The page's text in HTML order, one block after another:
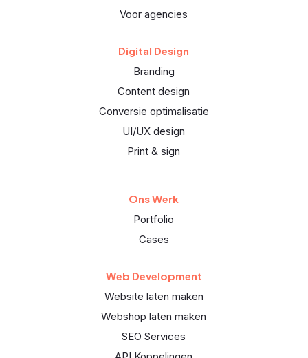
Voor agencies
Digital Design
Branding
Content design
Conversie optimalisatie
UI/UX design
Print & sign
Ons Werk
Portfolio
Cases
Web Development
Website laten maken
Webshop laten maken
SEO Services